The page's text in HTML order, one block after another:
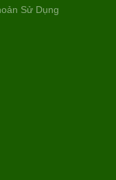
Sử Dụng